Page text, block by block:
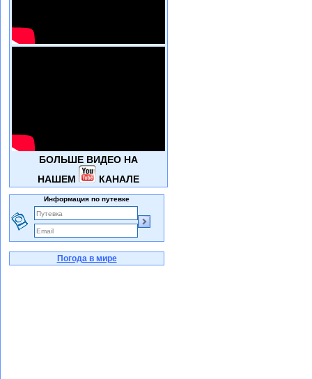
БОЛЬШЕ ВИДЕО НА
НАШЕМ
КАНАЛЕ
Информация по путевке
Погода в мире